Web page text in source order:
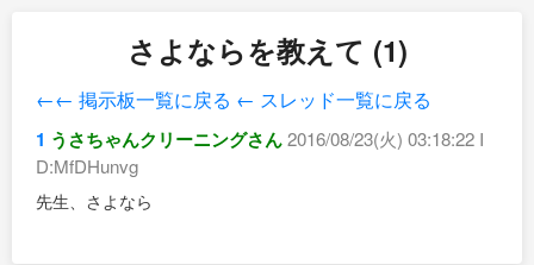
さよならを教えて (1)
←← 掲示板一覧に戻る ← スレッド一覧に戻る
1 うさちゃんクリーニングさん2016/08/23(火) 03:18:22 I
D:MfDHunvg
先生、さよなら